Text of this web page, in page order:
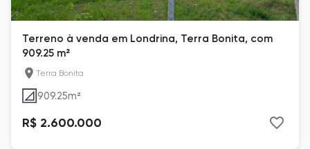
Terreno à venda em Londrina, Terra Bonita, com
909.25 m²
Terra Bonita
909.25m²
R$ 2.600.000